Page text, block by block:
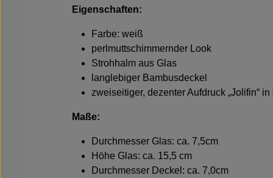
Eigenschaften:
Farbe: weiß
perlmuttschimmernder Look
Strohhalm aus Glas
langlebiger Bambusdeckel
zweiseitiger, dezenter Aufdruck „Jolifin“ in
Maße:
Durchmesser Glas: ca. 7,5cm
Höhe Glas: ca. 15,5 cm
Durchmesser Deckel: ca. 7,0cm